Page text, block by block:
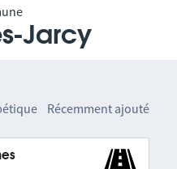
Jarcy
Récemment ajouté